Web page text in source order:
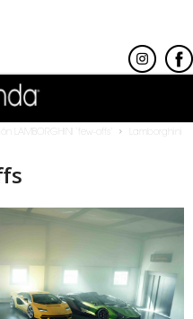
‘few-offs’
Lamborghini